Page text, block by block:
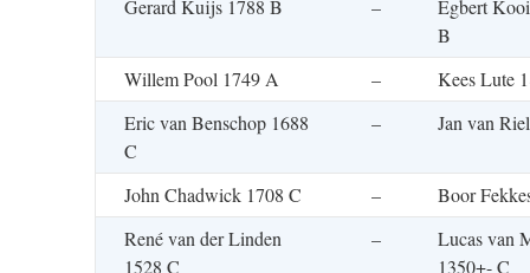
Gerard Kuijs 1788 B
–
Egbert
B
Willem Pool 1749 A
–
Kees Lute
Eric van Benschop 1688
C
– Jan van
John Chadwick 1708 C –
Boor
René van der Linden
1528 C
–
Lucas van
1350+- C